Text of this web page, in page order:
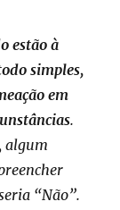
estão à
simples,
em
.
algum
“Não”.